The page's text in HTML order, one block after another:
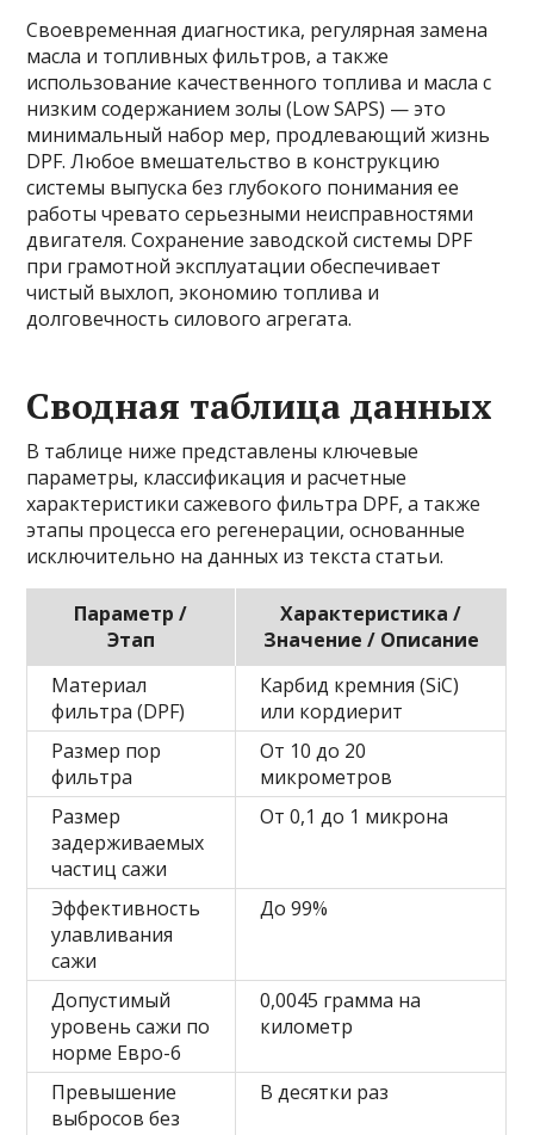
Своевременная диагностика, регулярная замена
масла и топливных фильтров, а также
использование качественного топлива и масла с
низким содержанием золы (Low SAPS) — это
минимальный набор мер, продлевающий жизнь
DPF. Любое вмешательство в конструкцию
системы выпуска без глубокого понимания ее
работы чревато серьезными неисправностями
двигателя. Сохранение заводской системы DPF
при грамотной эксплуатации обеспечивает
чистый выхлоп, экономию топлива и
долговечность силового агрегата.
Сводная таблица данных
В таблице ниже представлены ключевые
параметры, классификация и расчетные
характеристики сажевого фильтра DPF, а также
этапы процесса его регенерации, основанные
исключительно на данных из текста статьи.
Параметр /
Этап
Характеристика /
Значение / Описание
Материал
фильтра (DPF)
Карбид кремния (SiC)
или кордиерит
Размер пор
фильтра
От 10 до 20
микрометров
Размер
задерживаемых
частиц сажи
От 0,1 до 1 микрона
Эффективность
улавливания
сажи
До 99%
Допустимый
уровень сажи по
норме Евро-6
0,0045 грамма на
километр
Превышение
выбросов без
В десятки раз